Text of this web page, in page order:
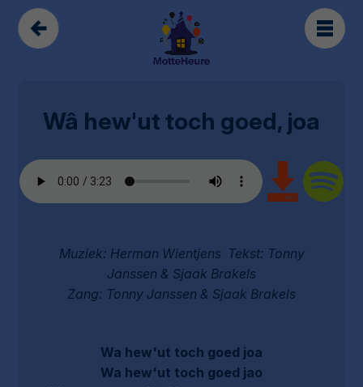
Wâ hew'ut toch goed, joa
Muziek: Herman Wientjens Tekst: Tonny
Janssen & Sjaak Brakels
Zang: Tonny Janssen & Sjaak Brakels
Wa hew'ut toch goed joa
Wa hew'ut toch goed jao